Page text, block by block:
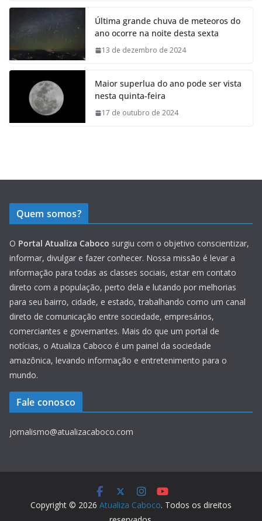
Última grande chuva de meteoros do
ano ocorre na noite desta sexta
13 de dezembro de 2024
Maior superlua do ano pode ser vista
nesta quinta-feira
17 de outubro de 2024
Quem somos?
O Portal Atualiza Caboco surgiu com o objetivo conscientizar,
informar, divulgar e fazer conhecer. Nossa missão é levar a
informação para todas as classes sociais, estar em contato
direto com a população, perto dela e lutando por melhorias
para seu bairro, cidade, e estado, trabalhando como um canal
direto de comunicação entre sociedade, empresários,
comerciantes e governantes. Mais do que um portal de
notícias, o Atualiza Caboco é um painel da sociedade
amazônica, levando informação e entretenimento para o
mundo.
Fale conosco
jornalismo@atualizacaboco.com
Copyright © 2026 Atualiza Caboco. Todos os direitos